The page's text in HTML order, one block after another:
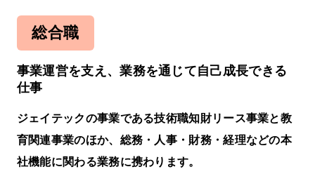
総合職
事業運営を支え、業務を通じて自己成長できる
仕事
ジェイテックの事業である技術職知財リース事業と教
育関連事業のほか、総務・人事・財務・経理などの本
社機能に関わる業務に携わります。